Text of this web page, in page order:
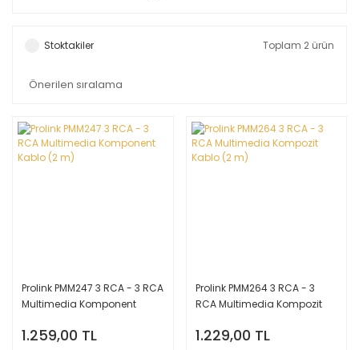
Stoktakiler Toplam 2 ürün
Prolink PMM247 3 RCA - 3 RCA
Multimedia Komponent
1.259,00 TL
Prolink PMM264 3 RCA - 3
RCA Multimedia Kompozit
1.229,00 TL